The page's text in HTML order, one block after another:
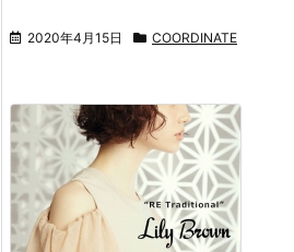
2020年4月15日 COORDINATE